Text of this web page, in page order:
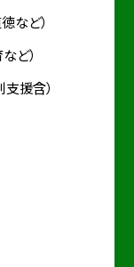
など）
ど）
援含）